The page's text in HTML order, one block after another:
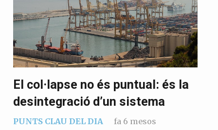
El col·lapse no és puntual: és la
desintegració d’un sistema
PUNTS CLAU DEL DIA fa 6 mesos